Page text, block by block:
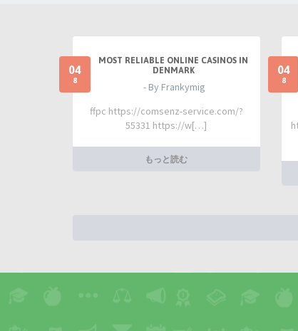
04
8
MOST RELIABLE ONLINE CASINOS IN
DENMARK
- By Frankymig
ffpc https://comsenz-service.com/?
55331 https://w[…]
もっと読む
04
8